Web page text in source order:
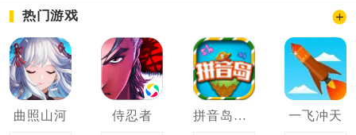
热门游戏
曲照山河 侍忍者 拼音岛大冒险 一飞冲天